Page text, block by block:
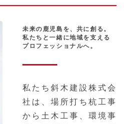
未来の鹿児島を、共に創る。
私たちと一緒に地域を支える
プロフェッショナルへ。
私たち斜木建設株式会
社は、場所打ち杭工事
から土木工事、環境事